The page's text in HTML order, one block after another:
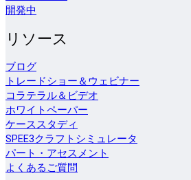
開発中
リソース
ブログ
トレードショー＆ウェビナー
コラテラル＆ビデオ
ホワイトペーパー
ケーススタディ
SPEE3クラフトシミュレータ
パート・アセスメント
よくあるご質問